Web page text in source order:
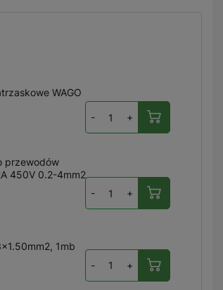
WAGO
- +
przewodów
450V 0.2-4mm2,
- +
1mb
- +